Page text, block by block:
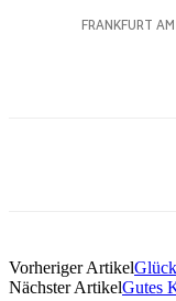
Vorheriger Artikel
Nächster ArtikelGutes